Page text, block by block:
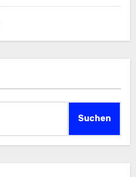
Suchen